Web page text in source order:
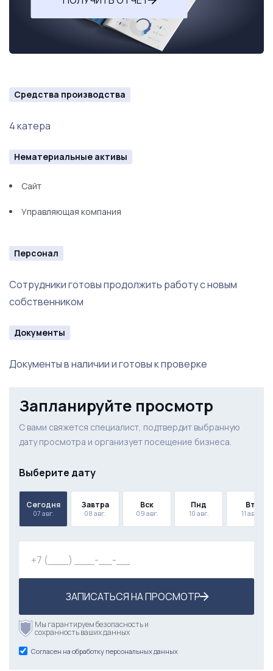
Средства производства
4 катера
Нематериальные активы
Сайт
Управляющая компания
Персонал
Сотрудники готовы продолжить работу с новым
собственником
Документы
Документы в наличии и готовы к проверке
Запланируйте просмотр
С вами свяжется специалист, подтвердит выбранную
дату просмотра и организует посещение бизнеса.
Выберите дату
Сегодня
07 авг.
Завтра
08 авг.
Вск
09 авг.
Пнд
10 авг.
Вт
11 авг.
ЗАПИСАТЬСЯ НА ПРОСМОТР
Мы гарантируем безопасность и
сохранность ваших данных
Согласен на обработку персональных данных